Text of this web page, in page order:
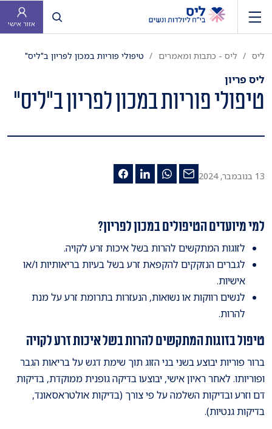
פתח חיפוש
אזור אישי
ליס ליס - כתבות ומאמרים טיפולי פוריות במכון לפריון ב"ליס"
ליס פריון
טיפולי פוריות במכון לפריון ב"ליס"
13 בנובמבר, 2024
למי מיועדים הטיפולים במכון לפריון?
לזוגות המתקשים להרות בשל איכות זרע לקויה.
לגברים הנזקקים להקפאת זרע בשל בעיות בריאותיות ו/או
אישיות.
לנשים רווקות או נשואות, הנעזרות בתרומת זרע על מנת
להרות.
טיפול בזוגות המתקשים להרות בשל איכות זרע לקויה
ברור פוריות יבוצע בשני בני הזוג תוך שימת דגש על בריאות הגבר
ופוריותו. לאחר ראיון אישי, יבוצעו בדיקה גופנית ממוקדת, בדיקות
דם וזרע ובדיקות השלמה על פי צורך (בדיקות אולטראסאונד,
בדיקות גנטיות).